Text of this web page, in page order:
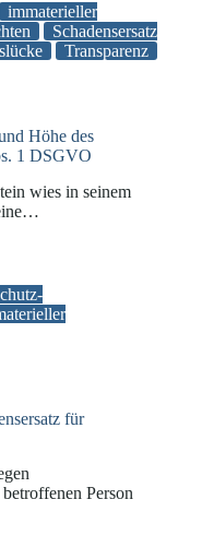
immaterieller
Schadensersatz
Transparenz
Höhe des
1 DSGVO
wies in seinem
für
Person